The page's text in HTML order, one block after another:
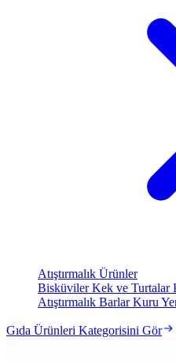
Atıştırmalık Ürünler
BisküvilerKek ve Turtalar
Atıştırmalık BarlarKuru
Gıda Ürünleri Kategorisini Gör